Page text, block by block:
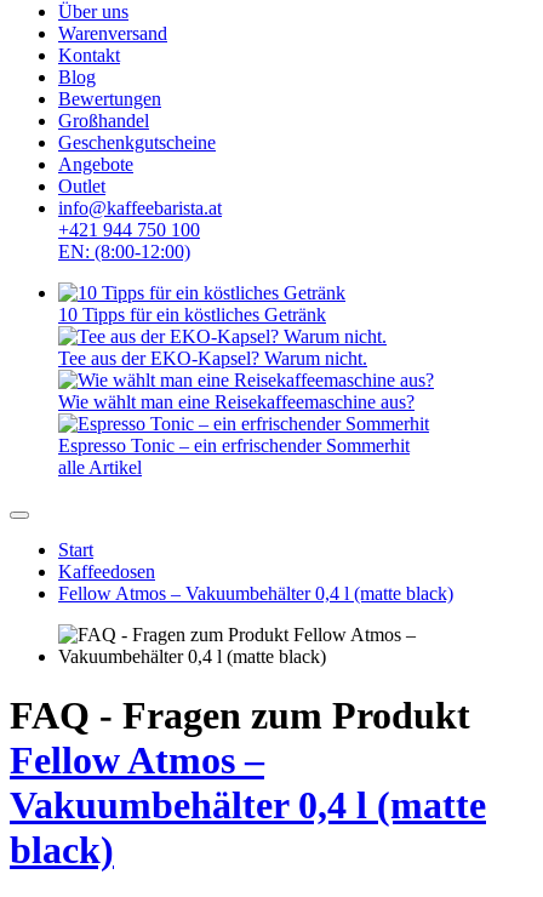
Über uns
Warenversand
Kontakt
Blog
Bewertungen
Großhandel
Geschenkgutscheine
Angebote
Outlet
info@kaffeebarista.at
+421 944 750 100
EN: (8:00-12:00)
10 Tipps für ein köstliches Getränk
Tee aus der EKO-Kapsel? Warum nicht.
Wie wählt man eine Reisekaffeemaschine aus?
Espresso Tonic – ein erfrischender Sommerhit
alle Artikel
Start
Kaffeedosen
Fellow Atmos – Vakuumbehälter 0,4 l (matte black)
FAQ - Fragen zum Produkt
Fellow Atmos –
Vakuumbehälter 0,4 l (matte
black)